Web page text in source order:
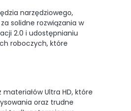
narzędziowego,
solidne rozwiązania w
2.0 i udostępnianiu
roboczych, które
Ultra HD, które
oraz trudne